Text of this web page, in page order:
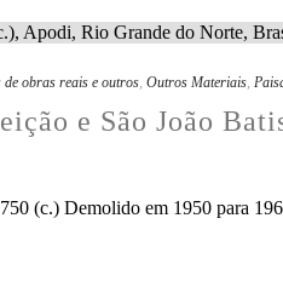
de obras reais e outros, Outros Materiais,
e São João
(c.) Demolido em 1950 para